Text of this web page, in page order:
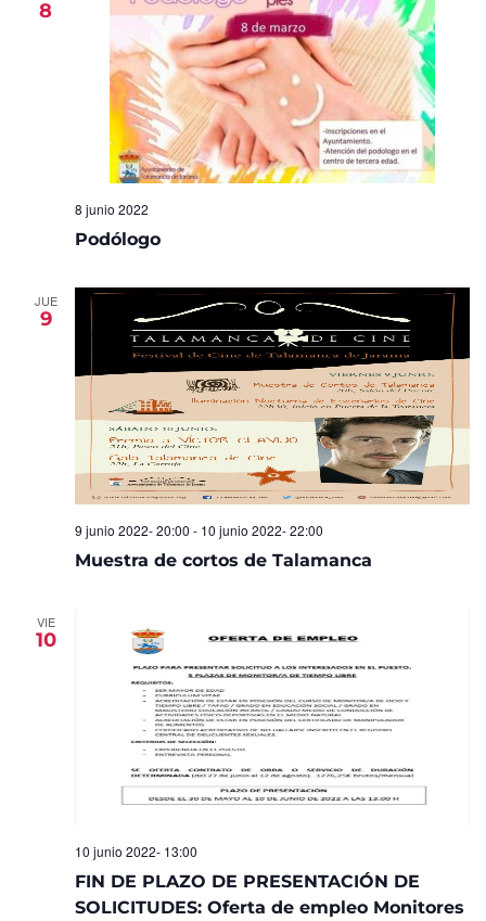
Eventos
8
Podólogo
8 junio 2022
JUE
9
Muestra de cortos de Talamanca
9 junio 2022- 20:00 - 10 junio 2022- 22:00
VIE
10
FIN DE PLAZO DE PRESENTACIÓN DE
SOLICITUDES: Oferta de empleo Monitores
10 junio 2022- 13:00